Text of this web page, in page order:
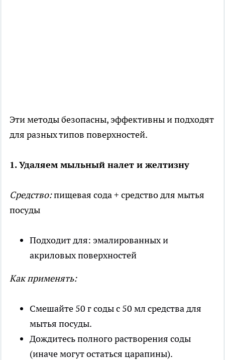
Эти методы безопасны, эффективны и подходят
для разных типов поверхностей.
1. Удаляем мыльный налет и желтизну
Средство:пищевая сода + средство для мытья
посуды
Подходит для: эмалированных и
акриловых поверхностей
Как применять:
Смешайте 50 г соды с 50 мл средства для
мытья посуды.
Дождитесь полного растворения соды
(иначе могут остаться царапины).